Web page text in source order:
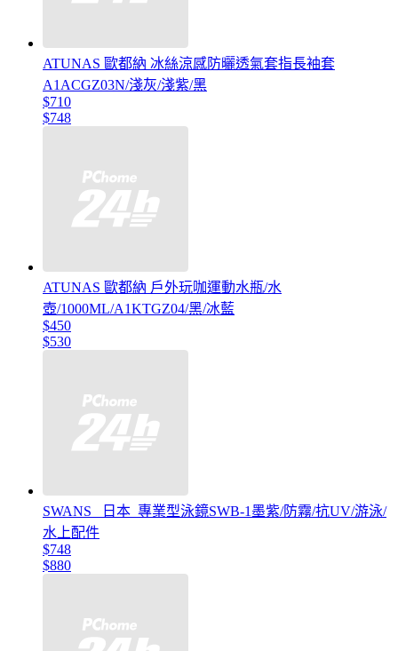
ATUNAS 歐都納 冰絲涼感防曬透氣套指長袖套
A1ACGZ03N/淺灰/淺紫/黑
$710
$748
ATUNAS 歐都納 戶外玩咖運動水瓶/水
壺/1000ML/A1KTGZ04/黑/冰藍
$450
$530
SWANS _日本_專業型泳鏡SWB-1墨紫/防霧/抗UV/游泳/
水上配件
$748
$880